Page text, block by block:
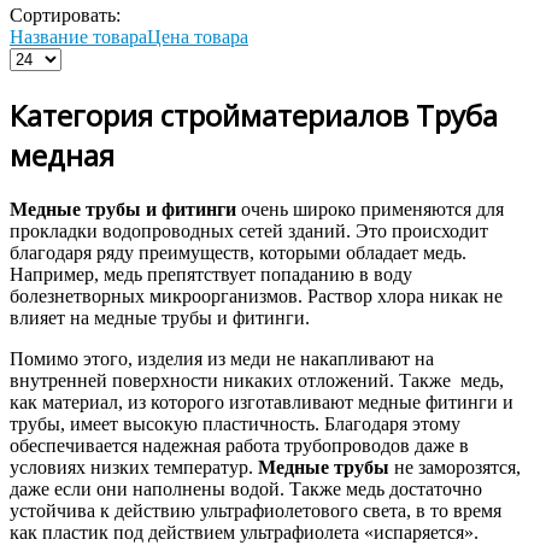
Сортировать:
Название товараЦена товара
Категория стройматериалов Труба
медная
Медные трубы и фитинги очень широко применяются для
прокладки водопроводных сетей зданий. Это происходит
благодаря ряду преимуществ, которыми обладает медь.
Например, медь препятствует попаданию в воду
болезнетворных микроорганизмов. Раствор хлора никак не
влияет на медные трубы и фитинги.
Помимо этого, изделия из меди не накапливают на
внутренней поверхности никаких отложений. Также медь,
как материал, из которого изготавливают медные фитинги и
трубы, имеет высокую пластичность. Благодаря этому
обеспечивается надежная работа трубопроводов даже в
условиях низких температур. Медные трубы не заморозятся,
даже если они наполнены водой. Также медь достаточно
устойчива к действию ультрафиолетового света, в то время
как пластик под действием ультрафиолета «испаряется».